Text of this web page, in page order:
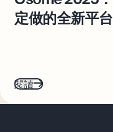
定做的全新平台
閱讀